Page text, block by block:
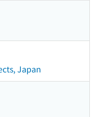
Japan